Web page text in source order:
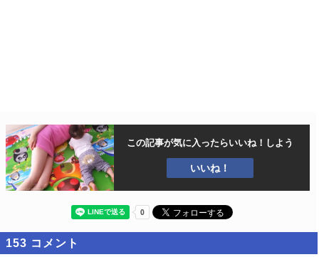
この記事が気に入ったらいいね！しよう
いいね！
153 コメント